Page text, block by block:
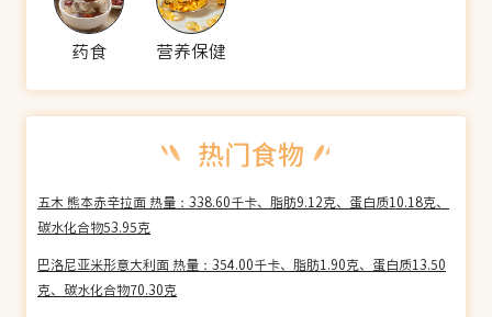
药食 营养保健
五木 熊本赤辛拉面 热量：338.60千卡、脂肪9.12克、蛋白质10.18克、
碳水化合物53.95克
巴洛尼亚米形意大利面 热量：354.00千卡、脂肪1.90克、蛋白质13.50
克、碳水化合物70.30克